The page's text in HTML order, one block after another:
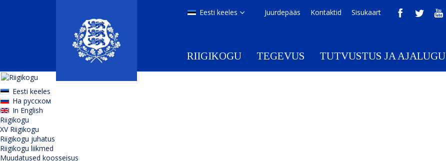
Juurdepääs Kontaktid Sisukaart
Eesti keeles
RIIGIKOGU TEGEVUS TUTVUSTUS JA AJALUGU
Eesti keeles
На русском
In English
Riigikogu
XV Riigikogu
Riigikogu juhatus
Riigikogu liikmed
Muudatused koosseisus